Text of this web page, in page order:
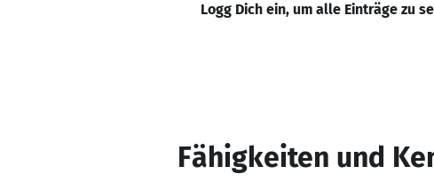
Logg Dich ein, um alle Einträge zu
Fähigkeiten und